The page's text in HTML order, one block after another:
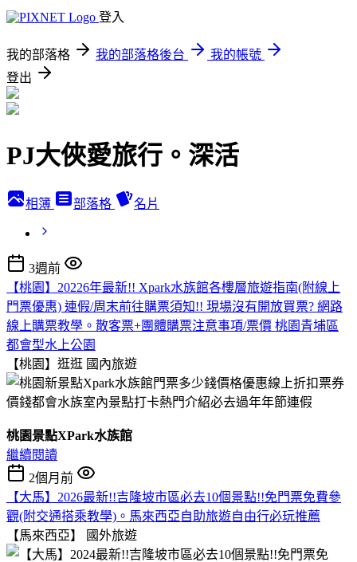
登入
我的部落格 我的部落格後台
我的帳號
登出
PJ大俠愛旅行。深活
相簿 部落格 名片
3週前
【桃園】20226年最新!! Xpark水族館各樓層旅遊指南(附線上
門票優惠) 連假/周末前往購票須知!! 現場沒有開放買票? 網路
線上購票教學。散客票+團體購票注意事項/票價 桃園青埔區
都會型水上公園
【桃園】逛逛 國內旅遊
桃園景點XPark水族館
繼續閱讀
2個月前
【大馬】2026最新!!吉隆坡市區必去10個景點!!免門票免費參
觀(附交通搭乘教學)。馬來西亞自助旅遊自由行必玩推薦
【馬來西亞】
國外旅遊